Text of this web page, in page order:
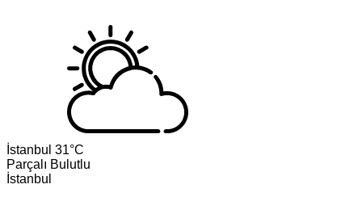
İstanbul 31°C
Parçalı Bulutlu
İstanbul